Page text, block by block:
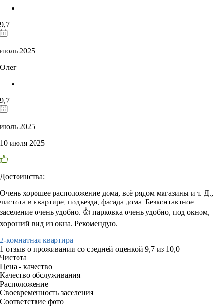
9,7
июль 2025
Олег
9,7
июль 2025
10 июля 2025
Достоинства:
Очень хорошее расположение дома, всё рядом магазины и т. Д.,
чистота в квартире, подъезда, фасада дома. Безконтактное
заселение очень удобно. 👍 парковка очень удобно, под окном,
хороший вид из окна. Рекомендую.
2-комнатная квартира
1 отзыв о проживании со средней оценкой 9,7 из 10,0
Чистота
Цена - качество
Качество обслуживания
Расположение
Своевременность заселения
Соответствие фото